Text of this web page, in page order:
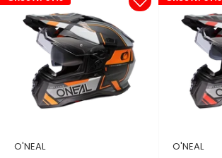
O'NEAL O'NEAL